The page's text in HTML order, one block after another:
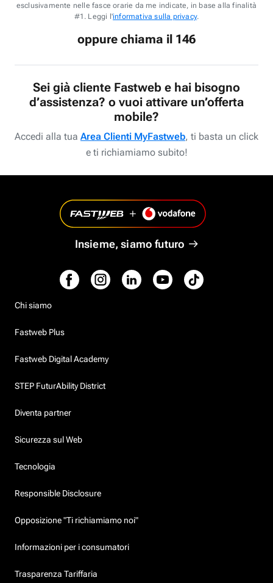
esclusivamente nelle fasce orarie da me indicate, in base alla finalità
#1. Leggi l'informativa sulla privacy.
oppure chiama il 146
Sei già cliente Fastweb e hai bisogno
d’assistenza? o vuoi attivare un’offerta
mobile?
Accedi alla tua Area Clienti MyFastweb, ti basta un click
e ti richiamiamo subito!
Insieme, siamo futuro
Chi siamo
Fastweb Plus
Fastweb Digital Academy
STEP FuturAbility District
Diventa partner
Sicurezza sul Web
Tecnologia
Responsible Disclosure
Opposizione "Ti richiamiamo noi"
Informazioni per i consumatori
Trasparenza Tariffaria